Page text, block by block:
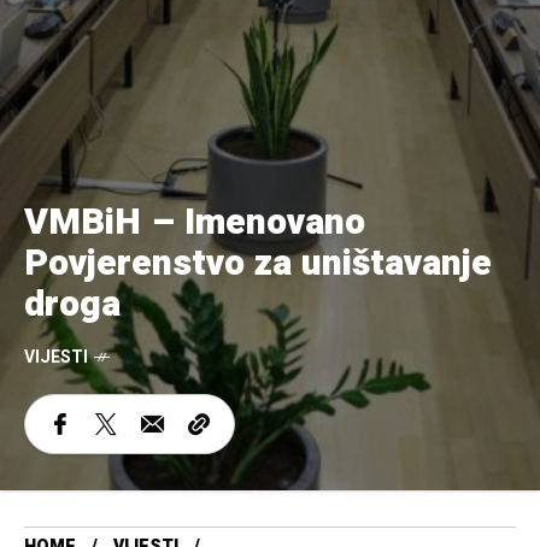
VMBiH – Imenovano
Povjerenstvo za uništavanje
droga
VIJESTI